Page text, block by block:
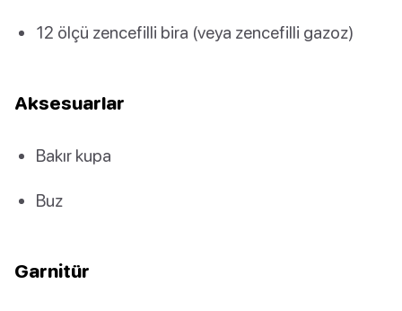
12 ölçü zencefilli bira (veya zencefilli gazoz)
Aksesuarlar
Bakır kupa
Buz
Garnitür